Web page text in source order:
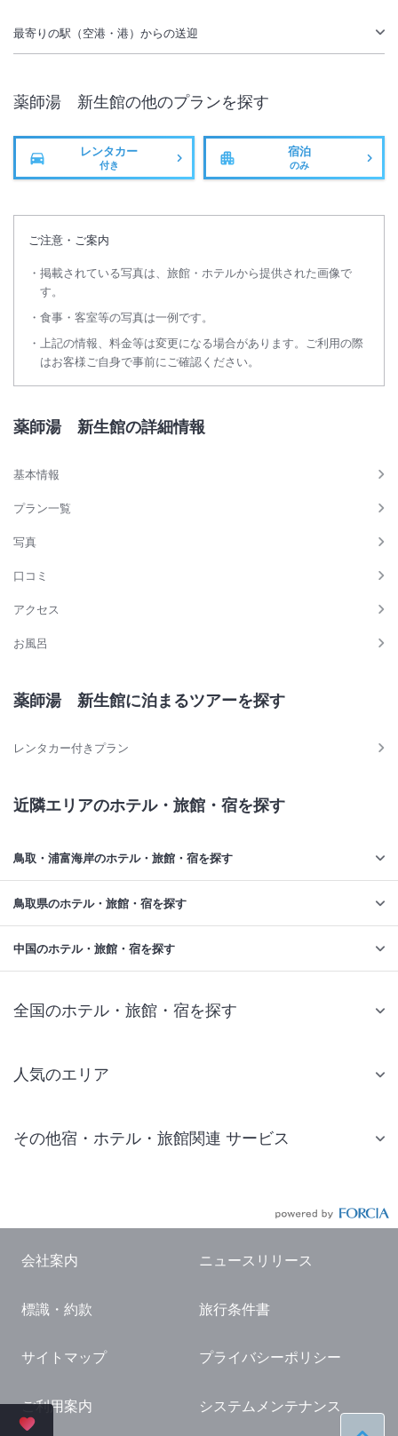
最寄りの駅（空港・港）からの送迎
薬師湯 新生館の他のプランを探す
レンタカー
付き
宿泊
のみ
ご注意・ご案内
掲載されている写真は、旅館・ホテルから提供された画像で
す。
食事・客室等の写真は一例です。
上記の情報、料金等は変更になる場合があります。ご利用の際
はお客様ご自身で事前にご確認ください。
薬師湯 新生館の詳細情報
基本情報
プラン一覧
写真
口コミ
アクセス
お風呂
薬師湯 新生館に泊まるツアーを探す
レンタカー付きプラン
近隣エリアのホテル・旅館・宿を探す
鳥取・浦富海岸のホテル・旅館・宿を探す
鳥取県のホテル・旅館・宿を探す
中国のホテル・旅館・宿を探す
全国のホテル・旅館・宿を探す
人気のエリア
仙台 ホテル
東京ドーム ホテル
横浜 ホテル
熱海 ホテル
京都 ホテル
その他宿・ホテル・旅館関連 サービス
国内観光ガイド
旅行・観光情報
会社案内 ニュースリリース
標識・約款 旅行条件書
サイトマップ プライバシーポリシー
ご利用案内 システムメンテナンス